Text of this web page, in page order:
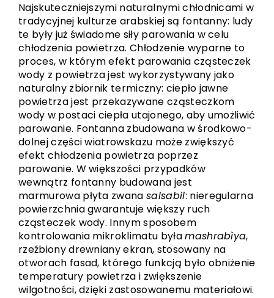
Najskuteczniejszymi naturalnymi chłodnicami w
tradycyjnej kulturze arabskiej są fontanny: ludy
te były już świadome siły parowania w celu
chłodzenia powietrza. Chłodzenie wyparne to
proces, w którym efekt parowania cząsteczek
wody z powietrza jest wykorzystywany jako
naturalny zbiornik termiczny: ciepło jawne
powietrza jest przekazywane cząsteczkom
wody w postaci ciepła utajonego, aby umożliwić
parowanie. Fontanna zbudowana w środkowo-
dolnej części wiatrowskazu może zwiększyć
efekt chłodzenia powietrza poprzez
parowanie. W większości przypadków
wewnątrz fontanny budowana jest
marmurowa płyta zwanasalsabil: nieregularna
powierzchnia gwarantuje większy ruch
cząsteczek wody. Innym sposobem
kontrolowania mikroklimatu byłamashrabìya,
rzeźbiony drewniany ekran, stosowany na
otworach fasad, którego funkcją było obniżenie
temperatury powietrza i zwiększenie
wilgotności, dzięki zastosowanemu materiałowi.